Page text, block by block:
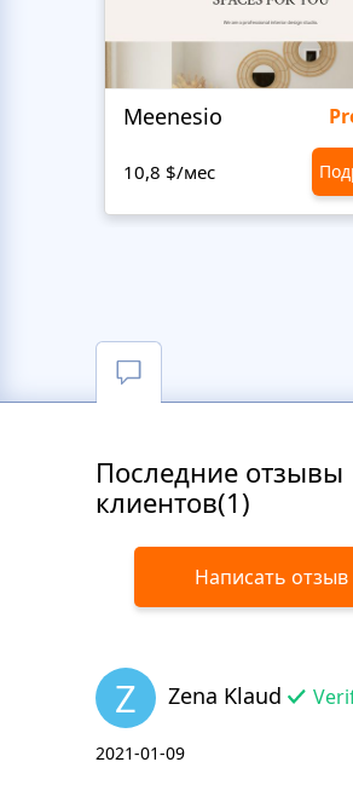
Meenesio
10,8 $/мес
Последние отзывы
клиентов(1)
Написать отзыв
Z Zena Klaud
2021-01-09